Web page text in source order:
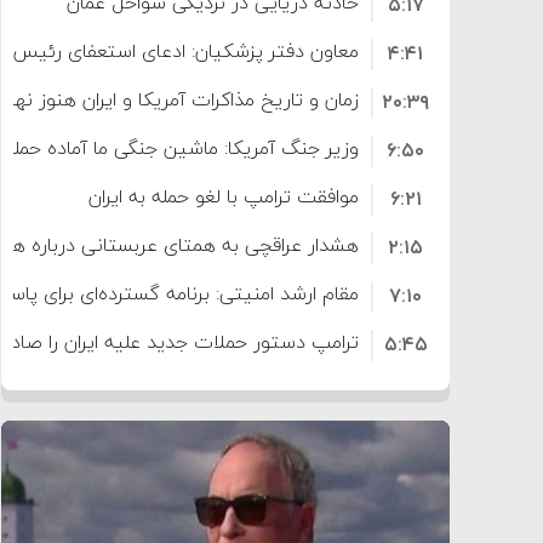
معاون دفتر پزشکیان: ادعای استعفای
است
۴:۴۱
زمان و تاریخ مذاکرات آمریکا و ایران هنوز
۲۰:۳۹
وزیر جنگ آمریکا: ماشین جنگی ما آماده حمله
۶:۵۰
موافقت ترامپ با لغو حمله به ایران
۶:۲۱
هشدار عراقچی به همتای عربستانی درباره
۲:۱۵
مقام ارشد امنیتی: برنامه گسترده‌ای برای پاسخ
۷:۱۰
ترامپ دستور حملات جدید علیه ایران را صادر
۵:۴۵
سپاه: دو نفتکش متخلف مورد اصابت قرار
۱۲:۵۹
ترامپ مدعی توافق تاریخی برای خلع سلاح
۸:۵۷
اعتراض عراقچی به همتای بلغارستانی به
ایران
۱۶:۱۹
کشورهایی که به متجاوزان کمک می کنند